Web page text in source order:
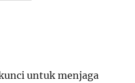
untuk menjaga